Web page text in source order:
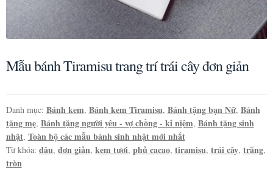
Mẫu bánh Tiramisu trang trí trái cây đơn giản
Danh mục: Bánh kem, Bánh kem Tiramisu, Bánh tặng bạn Nữ, Bánh
tặng mẹ, Bánh tặng người yêu - vợ chồng - kỉ niệm, Bánh tặng sinh
nhật, Toàn bộ các mẫu bánh sinh nhật mới nhất
Từ khóa: dâu, đơn giản, kem tươi, phủ cacao, tiramisu, trái cây, trắng,
tròn